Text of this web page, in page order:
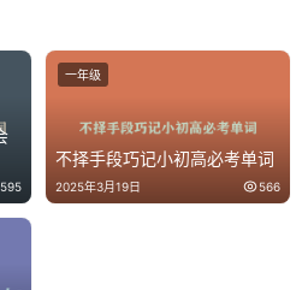
595
不择手段巧记小初高必考单词
2025年3月19日 566
一年级